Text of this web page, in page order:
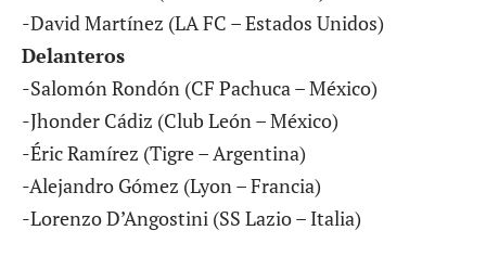
-David Martínez (LA FC – Estados Unidos)
Delanteros
-Salomón Rondón (CF Pachuca – México)
-Jhonder Cádiz (Club León – México)
-Éric Ramírez (Tigre – Argentina)
-Alejandro Gómez (Lyon – Francia)
-Lorenzo D’Angostini (SS Lazio – Italia)